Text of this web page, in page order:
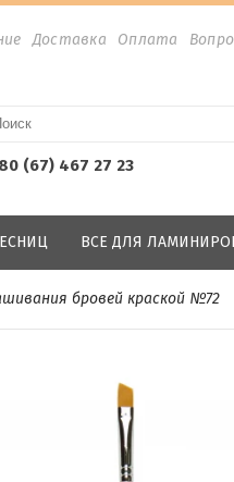
Доставка Оплата
(67) 467 27 23
ВСЕ ДЛЯ
бровей краской №72